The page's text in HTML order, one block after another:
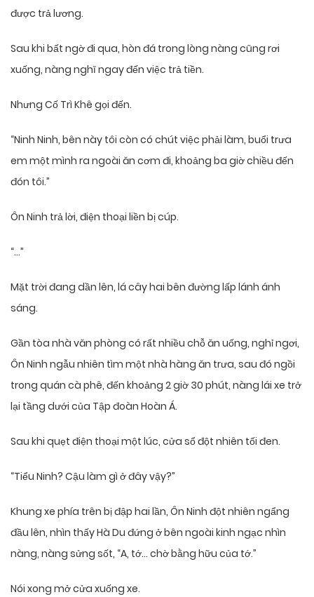
được trả lương.
Sau khi bất ngờ đi qua, hòn đá trong lòng nàng cũng rơi
xuống, nàng nghĩ ngay đến việc trả tiền.
Nhưng Cố Trì Khê gọi đến.
“Ninh Ninh, bên này tôi còn có chút việc phải làm, buổi trưa
em một mình ra ngoài ăn cơm đi, khoảng ba giờ chiều đến
đón tôi.”
Ôn Ninh trả lời, điện thoại liền bị cúp.
“…”
Mặt trời đang dần lên, lá cây hai bên đường lấp lánh ánh
sáng.
Gần tòa nhà văn phòng có rất nhiều chỗ ăn uống, nghỉ ngơi,
Ôn Ninh ngẫu nhiên tìm một nhà hàng ăn trưa, sau đó ngồi
trong quán cà phê, đến khoảng 2 giờ 30 phút, nàng lái xe trở
lại tầng dưới của Tập đoàn Hoàn Á.
Sau khi quẹt điện thoại một lúc, cửa sổ đột nhiên tối đen.
“Tiểu Ninh? Cậu làm gì ở đây vậy?”
Khung xe phía trên bị đập hai lần, Ôn Ninh đột nhiên ngẩng
đầu lên, nhìn thấy Hà Du đứng ở bên ngoài kinh ngạc nhìn
nàng, nàng sửng sốt, “A, tớ… chờ bằng hữu của tớ.”
Nói xong mở cửa xuống xe.